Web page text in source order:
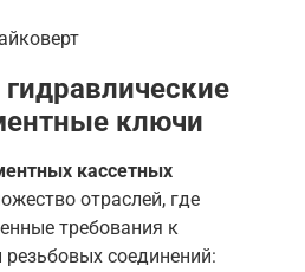
ключи
кассетных
отраслей, где
требования к
соединений: